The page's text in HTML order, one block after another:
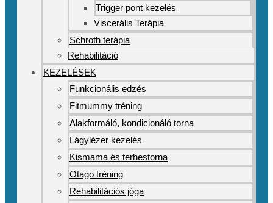
Trigger pont kezelés
Viscerális Terápia
Schroth terápia
Rehabilitáció
KEZELÉSEK
Funkcionális edzés
Fitmummy tréning
Alakformáló, kondicionáló torna
Lágylézer kezelés
Kismama és terhestorna
Otago tréning
Rehabilitációs jóga